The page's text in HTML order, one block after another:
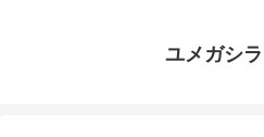
ユメガシ